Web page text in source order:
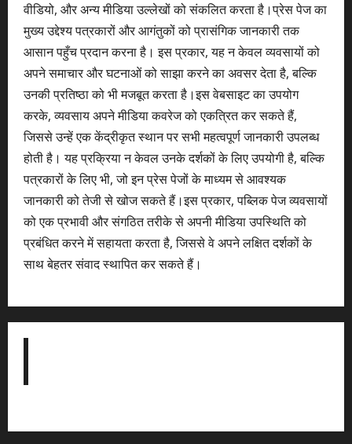
वीडियो, और अन्य मीडिया उल्लेखों को संकलित करता है।प्रेस पेज का
मुख्य उद्देश्य पत्रकारों और आगंतुकों को प्रासंगिक जानकारी तक
आसान पहुँच प्रदान करना है। इस प्रकार, यह न केवल व्यवसायों को
अपने समाचार और घटनाओं को साझा करने का अवसर देता है, बल्कि
उनकी प्रतिष्ठा को भी मजबूत करता है।इस वेबसाइट का उपयोग
करके, व्यवसाय अपने मीडिया कवरेज को एकत्रित कर सकते हैं,
जिससे उन्हें एक केंद्रीकृत स्थान पर सभी महत्वपूर्ण जानकारी उपलब्ध
होती है। यह प्रक्रिया न केवल उनके दर्शकों के लिए उपयोगी है, बल्कि
पत्रकारों के लिए भी, जो इन प्रेस पेजों के माध्यम से आवश्यक
जानकारी को तेजी से खोज सकते हैं।इस प्रकार, पब्लिक पेज व्यवसायों
को एक प्रभावी और संगठित तरीके से अपनी मीडिया उपस्थिति को
प्रबंधित करने में सहायता करता है, जिससे वे अपने लक्षित दर्शकों के
साथ बेहतर संवाद स्थापित कर सकते हैं।